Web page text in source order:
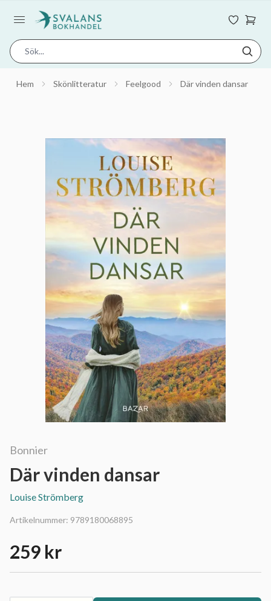
Hem Skönlitteratur Feelgood Där vinden dansar
Bonnier
Där vinden dansar
Louise Strömberg
Artikelnummer: 9789180068895
259 kr